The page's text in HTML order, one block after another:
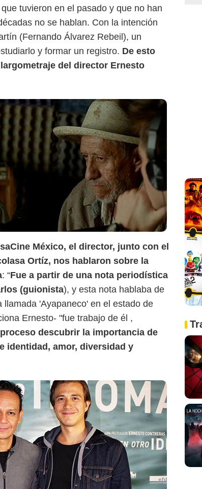
tuvieron en el pasado y que no han
no se hablan. Con la intención
(Fernando Álvarez Rebeil), un
y formar un registro. De esto
del director Ernesto
México, el director, junto con el
Ortíz, nos hablaron sobre la
: “Fue a partir de una nota periodística
(guionista), y esta nota hablaba de
llamada 'Ayapaneco' en el estado de
Ernesto- "fue trabajo de él ,
descubrir la importancia de
identidad, amor, diversidad y